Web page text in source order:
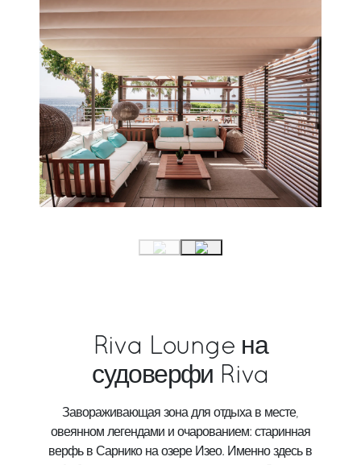
Riva Lounge на
судоверфи Riva
Завораживающая зона для отдыха в месте,
овеянном легендами и очарованием: старинная
верфь в Сарнико на озере Изео. Именно здесь в